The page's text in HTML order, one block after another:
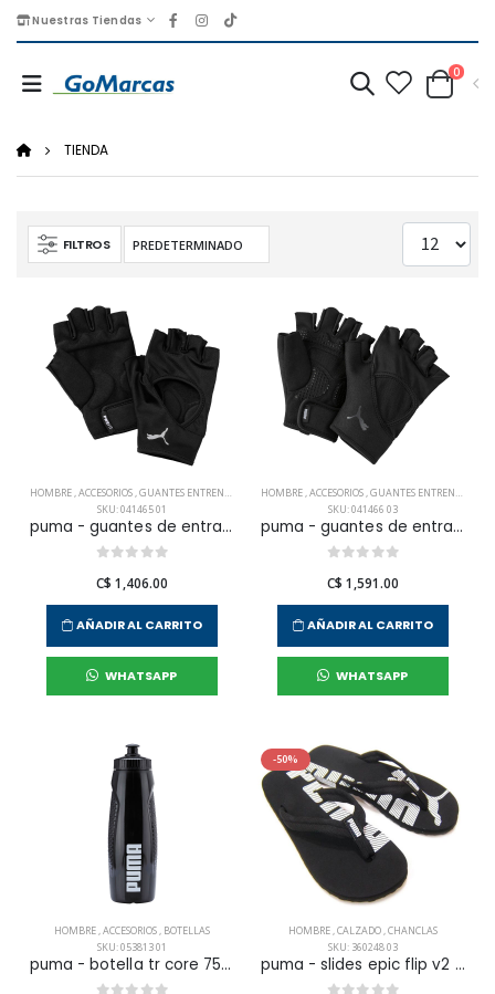
Nuestras Tiendas
0
TIENDA
FILTROS
HOMBRE,ACCESORIOS,GUANTES ENTRENAMIENTO
SKU: 041465 01
puma - guantes de entranamiento tr ess gloves para hombre
C$ 1,406.00
AÑADIR AL CARRITO
WHATSAPP
HOMBRE,ACCESORIOS,GUANTES ENTRENAMIENTO
SKU: 041466 03
puma - guantes de entranamiento tr ess gloves up para hombre
C$ 1,591.00
AÑADIR AL CARRITO
WHATSAPP
HOMBRE,ACCESORIOS, BOTELLAS
SKU: 053813 01
puma - botella tr core 750 ml para hombre
-50%
HOMBRE,CALZADO,CHANCLAS
SKU: 360248 03
puma - slides epic flip v2 para hombre